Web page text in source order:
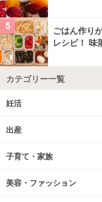
5
ごはん作り
レシピ！ 味
カテゴリー一覧
妊活
出産
子育て・家族
美容・ファッション